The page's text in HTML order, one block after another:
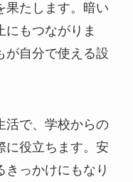
果たします。暗い
にもつながりま
が自分で使える設
活で、学校からの
に役立ちます。安
っかけにもなり